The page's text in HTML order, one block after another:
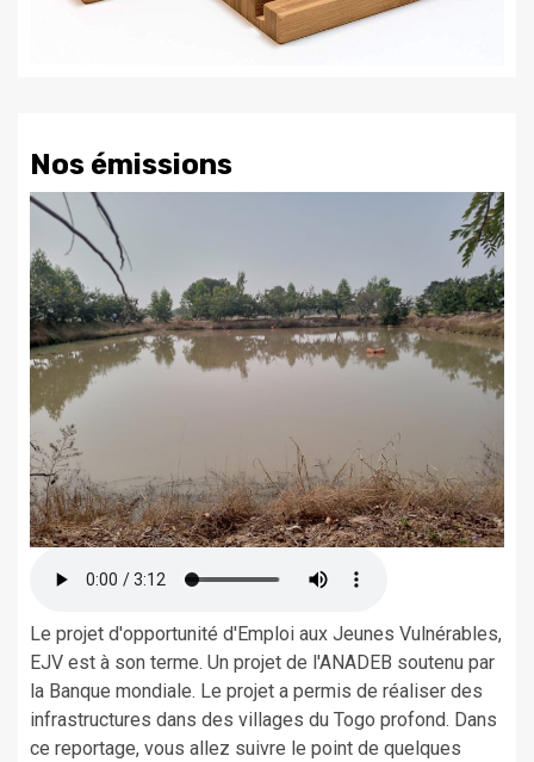
Nos émissions
Le projet d'opportunité d'Emploi aux Jeunes Vulnérables,
EJV est à son terme. Un projet de l'ANADEB soutenu par
la Banque mondiale. Le projet a permis de réaliser des
infrastructures dans des villages du Togo profond. Dans
ce reportage, vous allez suivre le point de quelques